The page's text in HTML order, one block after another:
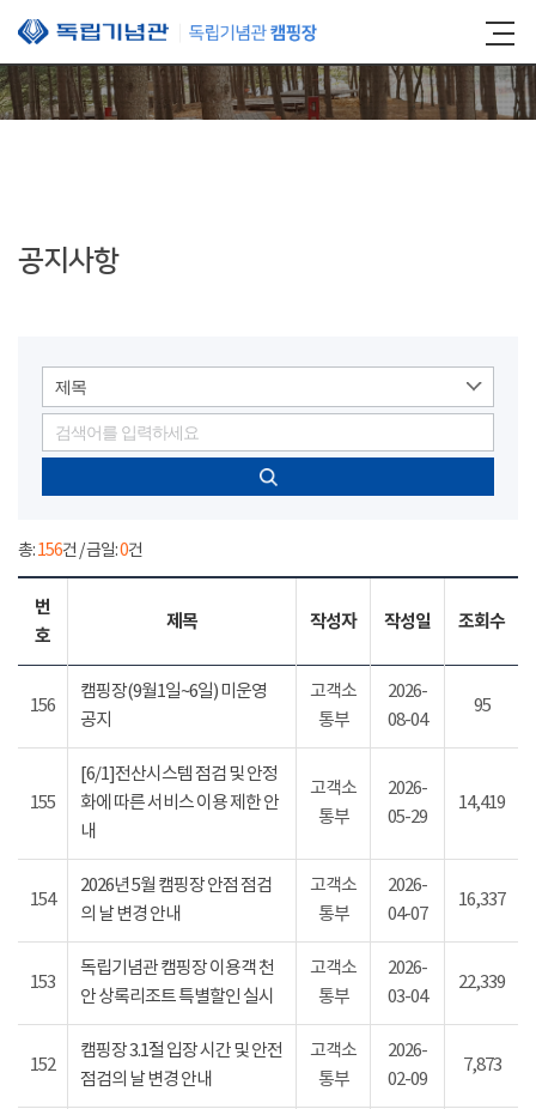
본문 바로가기
공지사항
제목
총:156건 / 금일:0건
번
호
제목 작성자 작성일 조회수
156
캠핑장(9월1일~6일) 미운영
공지
고객소
통부
2026-
08-04
95
155
[6/1]전산시스템 점검 및 안정
화에 따른 서비스 이용 제한 안
내
고객소
통부
2026-
05-29
14,419
154
2026년 5월 캠핑장 안점 점검
의 날 변경 안내
고객소
통부
2026-
04-07
16,337
153
독립기념관 캠핑장 이용객 천
안 상록리조트 특별할인 실시
고객소
통부
2026-
03-04
22,339
152
캠핑장 3.1절 입장 시간 및 안전
점검의 날 변경 안내
고객소
통부
2026-
02-09
7,873